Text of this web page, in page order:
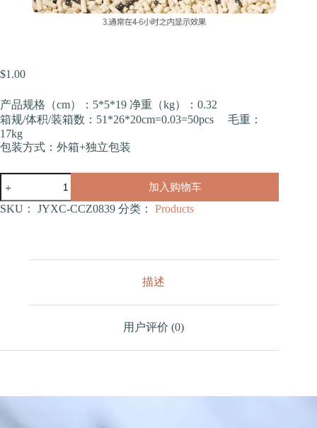
$1.00
产品规格（cm）：5*5*19 净重（kg）：0.32
箱规/体积/装箱数：51*26*20cm=0.03=50pcs 毛重：
17kg
包装方式：外箱+独立包装
砂
除
加入购物车
SKU： JYXC-CCZ0839 分类： Products
描述
用户评价 (0)